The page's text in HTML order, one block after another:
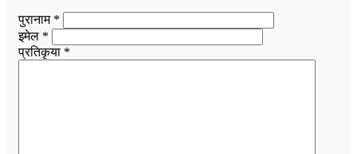
पुरानाम *
इमेल *
प्रतिकृया *